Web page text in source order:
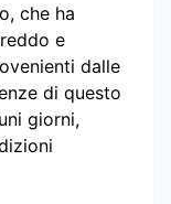
che ha
e
dalle
di questo
giorni,